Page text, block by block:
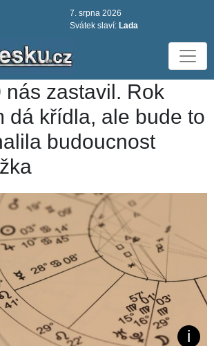
7. srpna 2026
Svátek slaví: Lada
nás zastavil. Rok
dá křídla, ale bude to
budoucnost